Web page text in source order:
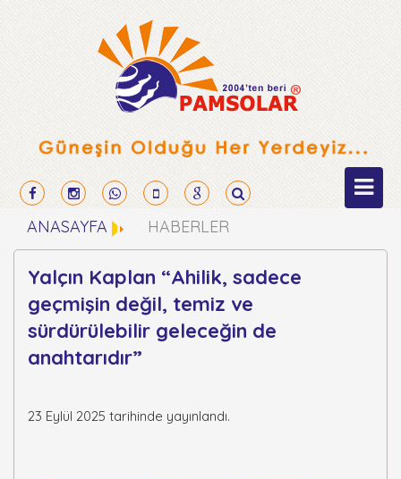
ANASAYFA HABERLER
Yalçın Kaplan “Ahilik, sadece
geçmişin değil, temiz ve
sürdürülebilir geleceğin de
anahtarıdır”
23 Eylül 2025 tarihinde yayınlandı.